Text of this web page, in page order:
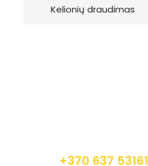
Kelionių draudimas
+370 637 53161